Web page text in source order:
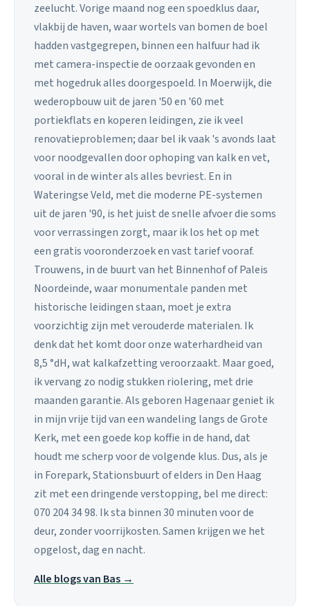
zeelucht. Vorige maand nog een spoedklus daar,
vlakbij de haven, waar wortels van bomen de boel
hadden vastgegrepen, binnen een halfuur had ik
met camera-inspectie de oorzaak gevonden en
met hogedruk alles doorgespoeld. In Moerwijk, die
wederopbouw uit de jaren '50 en '60 met
portiekflats en koperen leidingen, zie ik veel
renovatieproblemen; daar bel ik vaak 's avonds laat
voor noodgevallen door ophoping van kalk en vet,
vooral in de winter als alles bevriest. En in
Wateringse Veld, met die moderne PE-systemen
uit de jaren '90, is het juist de snelle afvoer die soms
voor verrassingen zorgt, maar ik los het op met
een gratis vooronderzoek en vast tarief vooraf.
Trouwens, in de buurt van het Binnenhof of Paleis
Noordeinde, waar monumentale panden met
historische leidingen staan, moet je extra
voorzichtig zijn met verouderde materialen. Ik
denk dat het komt door onze waterhardheid van
8,5 °dH, wat kalkafzetting veroorzaakt. Maar goed,
ik vervang zo nodig stukken riolering, met drie
maanden garantie. Als geboren Hagenaar geniet ik
in mijn vrije tijd van een wandeling langs de Grote
Kerk, met een goede kop koffie in de hand, dat
houdt me scherp voor de volgende klus. Dus, als je
in Forepark, Stationsbuurt of elders in Den Haag
zit met een dringende verstopping, bel me direct:
070 204 34 98. Ik sta binnen 30 minuten voor de
deur, zonder voorrijkosten. Samen krijgen we het
opgelost, dag en nacht.
Alle blogs van Bas →